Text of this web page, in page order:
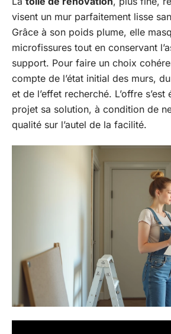
visent un mur parfaitement lisse
Grâce à son poids plume, elle
microfissures tout en conservant
support. Pour faire un choix
compte de l’état initial des murs,
et de l’effet recherché. L’offre
projet sa solution, à condition de
qualité sur l’autel de la facilité.